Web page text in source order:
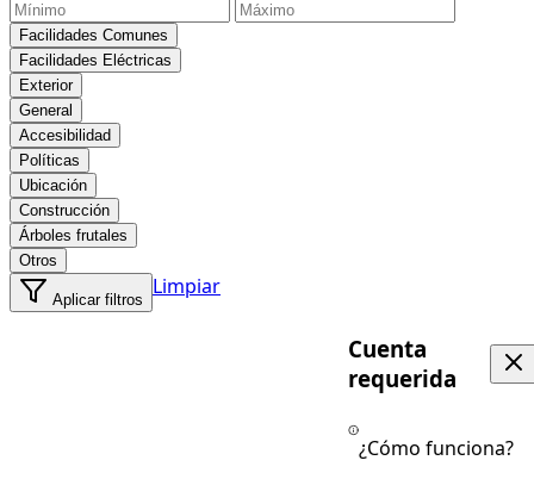
Facilidades Comunes
Facilidades Eléctricas
Exterior
General
Accesibilidad
Políticas
Ubicación
Construcción
Árboles frutales
Otros
Aplicar filtros
Limpiar
Cuenta
requerida
¿Cómo funciona?